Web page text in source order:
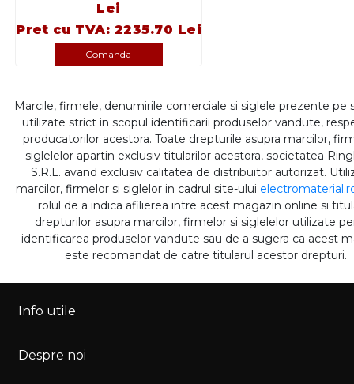
Lei
Pret cu TVA: 2235.70 Lei
Comanda
Marcile, firmele, denumirile comerciale si siglele prezente pe
utilizate strict in scopul identificarii produselor vandute,
producatorilor acestora. Toate drepturile asupra marcilor,
siglelelor apartin exclusiv titularilor acestora, societatea
S.R.L. avand exclusiv calitatea de distribuitor autorizat.
marcilor, firmelor si siglelor in cadrul site-ului
rolul de a indica afilierea intre acest magazin online si
drepturilor asupra marcilor, firmelor si siglelelor utilizate
identificarea produselor vandute sau de a sugera ca acest
este recomandat de catre titularul acestor drepturi.
Info utile
Despre noi